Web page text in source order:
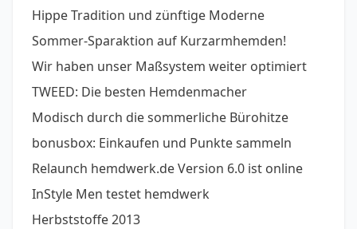
Hippe Tradition und zünftige Moderne
Sommer-Sparaktion auf Kurzarmhemden!
Wir haben unser Maßsystem weiter optimiert
TWEED: Die besten Hemdenmacher
Modisch durch die sommerliche Bürohitze
bonusbox: Einkaufen und Punkte sammeln
Relaunch hemdwerk.de Version 6.0 ist online
InStyle Men testet hemdwerk
Herbststoffe 2013